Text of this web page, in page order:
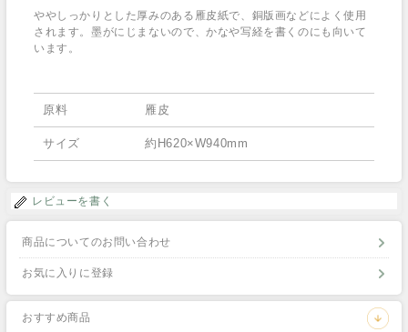
ややしっかりとした厚みのある雁皮紙で、銅版画などによく使用
されます。墨がにじまないので、かなや写経を書くのにも向いて
います。
原料 雁皮
サイズ 約H620×W940mm
レビューを書く
商品についてのお問い合わせ
お気に入りに登録
おすすめ商品